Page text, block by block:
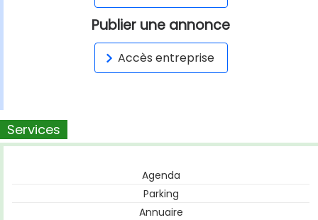
Publier une annonce
Accès entreprise
Services
Agenda
Parking
Annuaire